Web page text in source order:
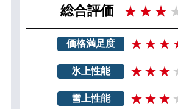
総合評価
価格満足度
氷上性能
雪上性能